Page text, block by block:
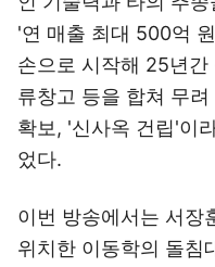
'연 매출 최대 500억
손으로 시작해 25년
류창고 등을 합쳐 무
확보, '신사옥 건립'이
었다.
이번 방송에서는 서장
위치한 이동학의 돌침